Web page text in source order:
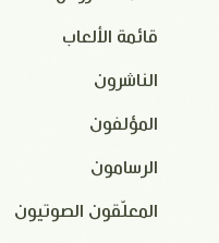
قائمة الألعاب
الناشرون
المؤلفون
الرسامون
المعلّقون الصوتيون